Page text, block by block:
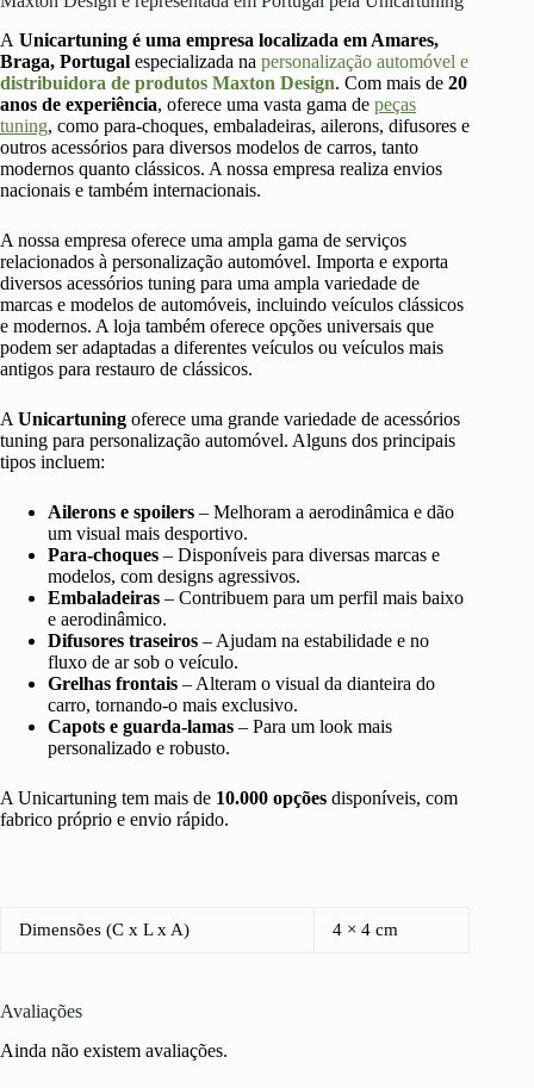
A Unicartuning é uma empresa localizada em Amares,
Braga, Portugal especializada na personalização automóvel e
distribuidora de produtos Maxton Design. Com mais de 20
anos de experiência, oferece uma vasta gama de peças
tuning, como para-choques, embaladeiras, ailerons, difusores e
outros acessórios para diversos modelos de carros, tanto
modernos quanto clássicos. A nossa empresa realiza envios
nacionais e também internacionais.
A nossa empresa oferece uma ampla gama de serviços
relacionados à personalização automóvel. Importa e exporta
diversos acessórios tuning para uma ampla variedade de
marcas e modelos de automóveis, incluindo veículos clássicos
e modernos. A loja também oferece opções universais que
podem ser adaptadas a diferentes veículos ou veículos mais
antigos para restauro de clássicos.
A Unicartuning oferece uma grande variedade de acessórios
tuning para personalização automóvel. Alguns dos principais
tipos incluem:
Ailerons e spoilers – Melhoram a aerodinâmica e dão
um visual mais desportivo.
Para-choques – Disponíveis para diversas marcas e
modelos, com designs agressivos.
Embaladeiras – Contribuem para um perfil mais baixo
e aerodinâmico.
Difusores traseiros – Ajudam na estabilidade e no
fluxo de ar sob o veículo.
Grelhas frontais – Alteram o visual da dianteira do
carro, tornando-o mais exclusivo.
Capots e guarda-lamas – Para um look mais
personalizado e robusto.
A Unicartuning tem mais de 10.000 opções disponíveis, com
fabrico próprio e envio rápido.
Dimensões (C x L x A) 4 × 4 cm
Avaliações
Ainda não existem avaliações.